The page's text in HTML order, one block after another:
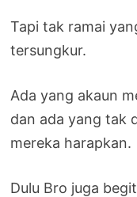
Tapi tak ramai
tersungkur.
Ada yang akaun
dan ada yang tak
mereka harapkan.
Dulu Bro juga